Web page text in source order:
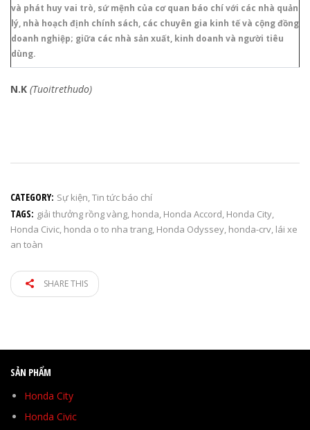
và phát huy vai trò, sứ mệnh của cơ quan báo chí với các nhà quản
lý, nhà hoạch định chính sách, các chuyên gia kinh tế và cộng đồng
doanh nghiệp; giữa các nhà sản xuất, kinh doanh và người tiêu
dùng.
N.K (Tuoitrethudo)
CATEGORY: Sự kiện,Tin tức báo chí
TAGS: giải thưởng rồng vàng, honda, Honda Accord, Honda City,
Honda Civic, honda o to nha trang, Honda Odyssey, honda-crv, lái xe
an toàn
SHARE THIS
SẢN PHẨM
Honda City
Honda Civic